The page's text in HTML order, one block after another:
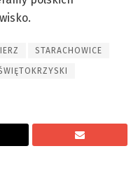
STARACHOWICE